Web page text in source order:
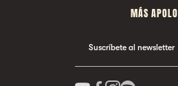
MÁS APOLO
Suscríbete al newsletter